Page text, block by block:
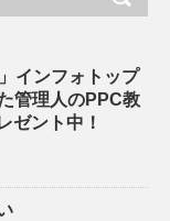
インフォトップ
管理人のPPC教
ゼント中！